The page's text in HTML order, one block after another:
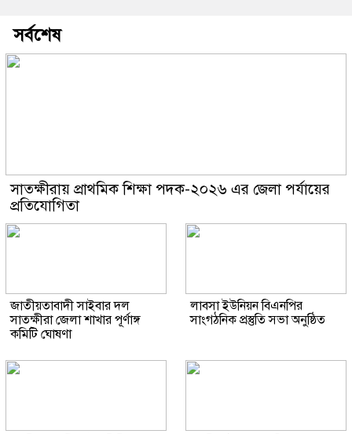
সর্বশেষ
সাতক্ষীরায় প্রাথমিক শিক্ষা পদক-২০২৬ এর জেলা পর্যায়ের
প্রতিযোগিতা
জাতীয়তাবাদী সাইবার দল
সাতক্ষীরা জেলা শাখার পূর্ণাঙ্গ
কমিটি ঘোষণা
লাবসা ইউনিয়ন বিএনপির
সাংগঠনিক প্রস্তুতি সভা অনুষ্ঠিত